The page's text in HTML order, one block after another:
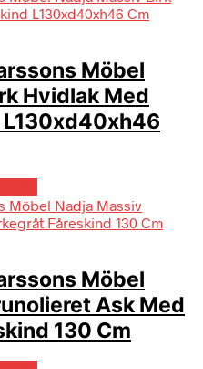
Möbel
Hvidlak Med
L130xd40xh46
Möbel
Ask Med
130 Cm